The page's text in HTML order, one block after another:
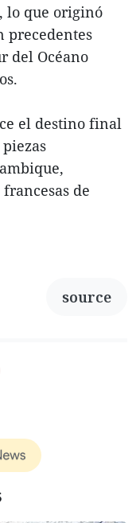
lo que originó
precedentes
del Océano
el destino final
de
source